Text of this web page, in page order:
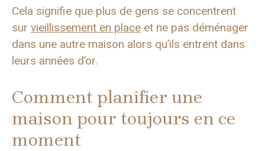
Cela signifie que plus de gens se concentrent
sur vieillissement en place et ne pas déménager
dans une autre maison alors qu’ils entrent dans
leurs années d’or.
Comment planifier une
maison pour toujours en ce
moment